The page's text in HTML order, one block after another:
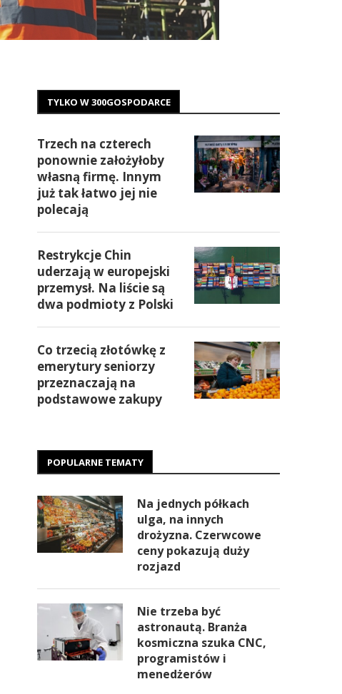
TYLKO W 300GOSPODARCE
Trzech na czterech
ponownie założyłoby
własną firmę. Innym
już tak łatwo jej nie
polecają
Restrykcje Chin
uderzają w europejski
przemysł. Na liście są
dwa podmioty z Polski
Co trzecią złotówkę z
emerytury seniorzy
przeznaczają na
podstawowe zakupy
POPULARNE TEMATY
Na jednych półkach
ulga, na innych
drożyzna. Czerwcowe
ceny pokazują duży
rozjazd
Nie trzeba być
astronautą. Branża
kosmiczna szuka CNC,
programistów i
menedżerów